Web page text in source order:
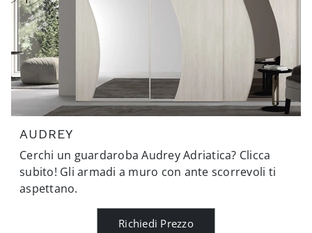
AUDREY
Cerchi un guardaroba Audrey Adriatica? Clicca
subito! Gli armadi a muro con ante scorrevoli ti
aspettano.
Richiedi Prezzo